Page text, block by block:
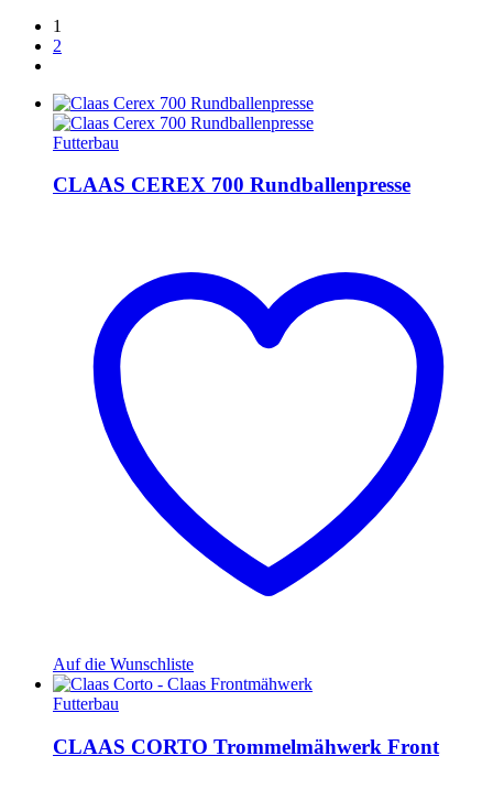
1
2
Futterbau
CLAAS CEREX 700 Rundballenpresse
Auf die Wunschliste
Futterbau
CLAAS CORTO Trommelmähwerk Front